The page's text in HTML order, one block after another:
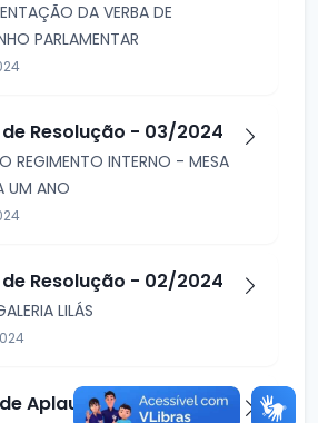
DA VERBA DE
PARLAMENTAR
Resolução - 03/2024
REGIMENTO INTERNO - MESA
UM ANO
Resolução - 02/2024
LILÁS
Aplausos - 13/2024